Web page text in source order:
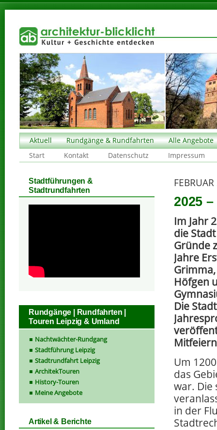
Aktuell Rundgänge & Rundfahrten
Alle Angebote
Start
Kontakt Datenschutz Impressum
2025
Im Jahr
die
Gründe
Jahre
Höfgen
Die
Um
das
war. Die
in der
Stadtführungen &
Stadtrundfahrten
Rundgänge | Rundfahrten |
Touren Leipzig & Umland
Nachtwächter-Rundgang
Stadtführung Leipzig
Stadtrundfahrt Leipzig
ArchitekTouren
History-Touren
Meine Angebote
Artikel & Berichte